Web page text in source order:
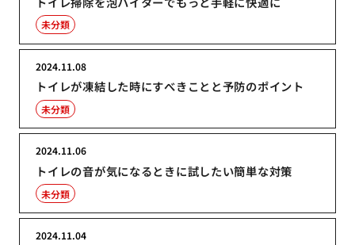
未分類
トイレが凍結した時にすべきことと予防のポイント
2024.11.08
未分類
トイレの音が気になるときに試したい簡単な対策
2024.11.06
未分類
2024.11.04